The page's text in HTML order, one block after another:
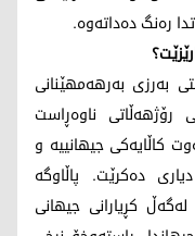
رەنگ دەداتەوە.
بەرهەمهێنانی
رۆژهەڵاتی ناوەڕاست
کاڵایەکی جیهانییە و
دەکرێت. پاڵاوگە
کڕیارانی جیهانی